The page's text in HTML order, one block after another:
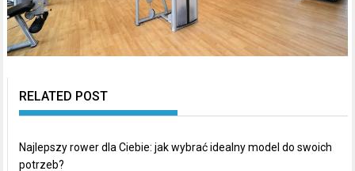
RELATED POST
Najlepszy rower dla Ciebie: jak wybrać idealny model do swoich
potrzeb?